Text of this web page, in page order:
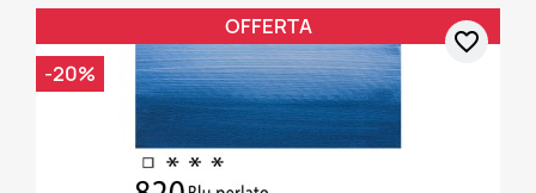
OFFERTA
-20%
favorite_border